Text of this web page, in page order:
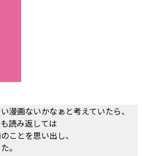
漫画ないかなぁと考えていたら、
読み返しては
ことを思い出し、
。